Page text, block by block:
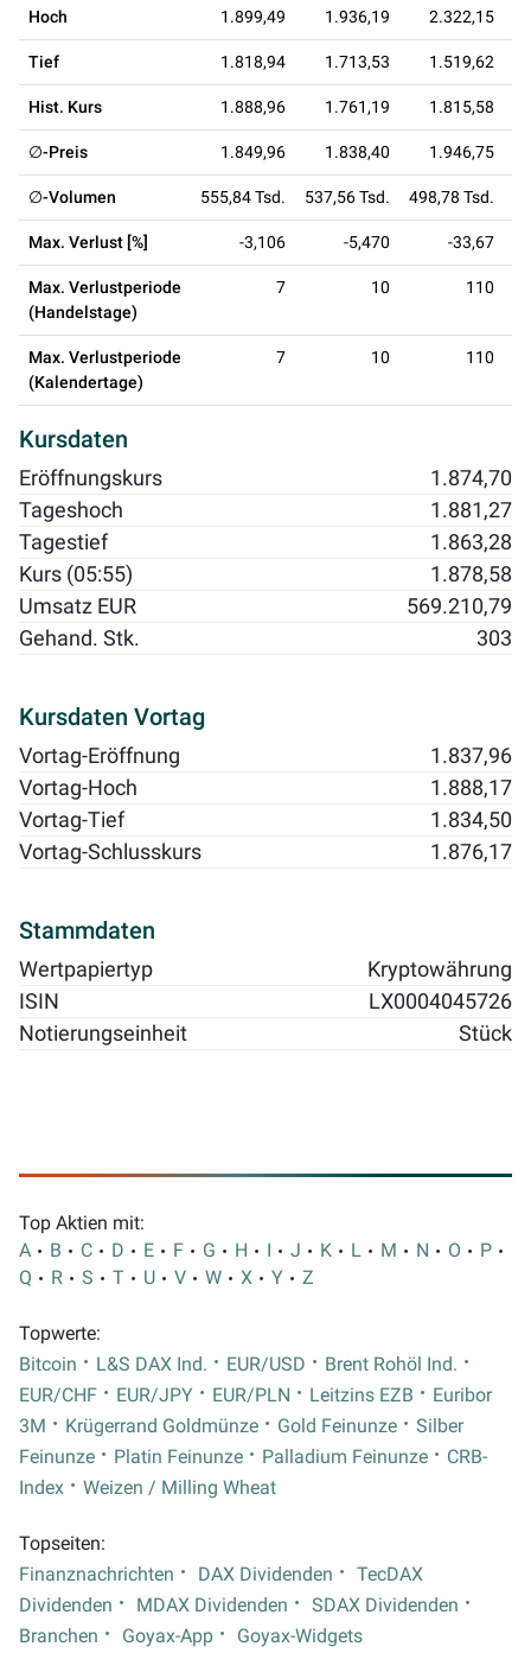
Hoch 1.899,49 1.936,19 2.322,15
Tief 1.818,94 1.713,53 1.519,62
Hist. Kurs 1.888,96 1.761,19 1.815,58
∅-Preis 1.849,96 1.838,40 1.946,75
∅-Volumen 555,84 Tsd. 537,56 Tsd. 498,78 Tsd.
Max. Verlust [%] -3,106 -5,470 -33,67
Max. Verlustperiode
(Handelstage)
7 10 110
Max. Verlustperiode
(Kalendertage)
7 10 110
Kursdaten
Eröffnungskurs
1.874,70
Tageshoch
1.881,27
Tagestief
1.863,28
Kurs (05:55)
1.878,58
Umsatz EUR
569.210,79
Gehand. Stk.
303
Kursdaten Vortag
Vortag-Eröffnung
1.837,96
Vortag-Hoch
1.888,17
Vortag-Tief
1.834,50
Vortag-Schlusskurs
1.876,17
Stammdaten
Wertpapiertyp
Kryptowährung
ISIN
LX0004045726
Notierungseinheit
Stück
Top Aktien mit:
A
B C D E F G H I J K L M N O
P
Q
R S T U V W X Y Z
Topwerte:
Bitcoin
L&S DAX Ind. EUR/USD
Brent Rohöl Ind.
EUR/CHF
EUR/JPY EUR/PLN Leitzins EZB
Euribor
3M
Krügerrand Goldmünze Gold Feinunze
Silber
Feinunze
Platin Feinunze Palladium Feinunze
CRB-
Index
Weizen / Milling Wheat
Topseiten:
Finanznachrichten
DAX Dividenden
TecDAX
Dividenden
MDAX Dividenden
SDAX Dividenden
Branchen
Goyax-App Goyax-Widgets